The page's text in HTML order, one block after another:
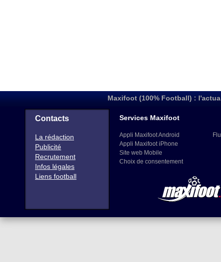
Maxifoot (100% Football) :
Contacts
La rédaction
Publicité
Recrutement
Infos légales
Liens football
Services Maxifoot
Appli Maxifoot Android
Appli Maxifoot iPhone
Site web Mobile
Choix de consentement